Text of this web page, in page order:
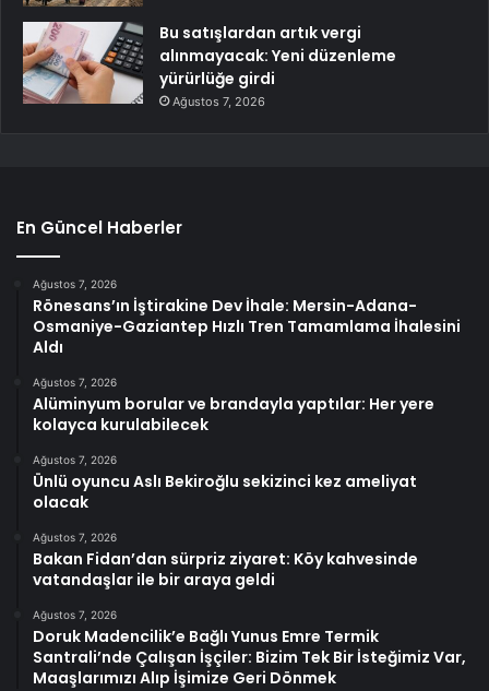
Bu satışlardan artık vergi
alınmayacak: Yeni düzenleme
yürürlüğe girdi
Ağustos 7, 2026
En Güncel Haberler
Ağustos 7, 2026
Rönesans’ın İştirakine Dev İhale: Mersin-Adana-
Osmaniye-Gaziantep Hızlı Tren Tamamlama İhalesini
Aldı
Ağustos 7, 2026
Alüminyum borular ve brandayla yaptılar: Her yere
kolayca kurulabilecek
Ağustos 7, 2026
Ünlü oyuncu Aslı Bekiroğlu sekizinci kez ameliyat
olacak
Ağustos 7, 2026
Bakan Fidan’dan sürpriz ziyaret: Köy kahvesinde
vatandaşlar ile bir araya geldi
Ağustos 7, 2026
Doruk Madencilik’e Bağlı Yunus Emre Termik
Santrali’nde Çalışan İşçiler: Bizim Tek Bir İsteğimiz Var,
Maaşlarımızı Alıp İşimize Geri Dönmek